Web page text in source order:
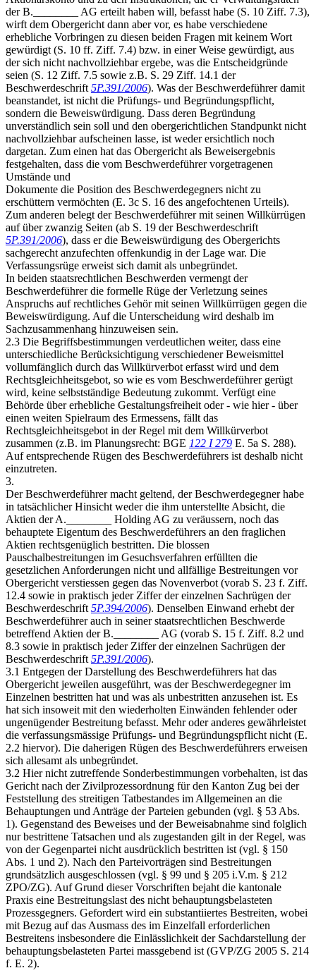
der B.________ AG erteilt haben will, befasst habe (S. 10 Ziff. 7.3),
wirft dem Obergericht dann aber vor, es habe verschiedene
erhebliche Vorbringen zu diesen beiden Fragen mit keinem Wort
gewürdigt (S. 10 ff. Ziff. 7.4) bzw. in einer Weise gewürdigt, aus
der sich nicht nachvollziehbar ergebe, was die Entscheidgründe
seien (S. 12 Ziff. 7.5 sowie z.B. S. 29 Ziff. 14.1 der
Beschwerdeschrift 5P.391/2006). Was der Beschwerdeführer damit
beanstandet, ist nicht die Prüfungs- und Begründungspflicht,
sondern die Beweiswürdigung. Dass deren Begründung
unverständlich sein soll und den obergerichtlichen Standpunkt nicht
nachvollziehbar aufscheinen lasse, ist weder ersichtlich noch
dargetan. Zum einen hat das Obergericht als Beweisergebnis
festgehalten, dass die vom Beschwerdeführer vorgetragenen
Umstände und
Dokumente die Position des Beschwerdegegners nicht zu
erschüttern vermöchten (E. 3c S. 16 des angefochtenen Urteils).
Zum anderen belegt der Beschwerdeführer mit seinen Willkürrügen
auf über zwanzig Seiten (ab S. 19 der Beschwerdeschrift
5P.391/2006), dass er die Beweiswürdigung des Obergerichts
sachgerecht anzufechten offenkundig in der Lage war. Die
Verfassungsrüge erweist sich damit als unbegründet.
In beiden staatsrechtlichen Beschwerden vermengt der
Beschwerdeführer die formelle Rüge der Verletzung seines
Anspruchs auf rechtliches Gehör mit seinen Willkürrügen gegen die
Beweiswürdigung. Auf die Unterscheidung wird deshalb im
Sachzusammenhang hinzuweisen sein.
2.3 Die Begriffsbestimmungen verdeutlichen weiter, dass eine
unterschiedliche Berücksichtigung verschiedener Beweismittel
vollumfänglich durch das Willkürverbot erfasst wird und dem
Rechtsgleichheitsgebot, so wie es vom Beschwerdeführer gerügt
wird, keine selbstständige Bedeutung zukommt. Verfügt eine
Behörde über erhebliche Gestaltungsfreiheit oder - wie hier - über
einen weiten Spielraum des Ermessens, fällt das
Rechtsgleichheitsgebot in der Regel mit dem Willkürverbot
zusammen (z.B. im Planungsrecht: BGE 122 I 279 E. 5a S. 288).
Auf entsprechende Rügen des Beschwerdeführers ist deshalb nicht
einzutreten.
3.
Der Beschwerdeführer macht geltend, der Beschwerdegegner habe
in tatsächlicher Hinsicht weder die ihm unterstellte Absicht, die
Aktien der A.________ Holding AG zu veräussern, noch das
behauptete Eigentum des Beschwerdeführers an den fraglichen
Aktien rechtsgenüglich bestritten. Die blossen
Pauschalbestreitungen im Gesuchsverfahren erfüllten die
gesetzlichen Anforderungen nicht und allfällige Bestreitungen vor
Obergericht verstiessen gegen das Novenverbot (vorab S. 23 f. Ziff.
12.4 sowie in praktisch jeder Ziffer der einzelnen Sachrügen der
Beschwerdeschrift 5P.394/2006). Denselben Einwand erhebt der
Beschwerdeführer auch in seiner staatsrechtlichen Beschwerde
betreffend Aktien der B.________ AG (vorab S. 15 f. Ziff. 8.2 und
8.3 sowie in praktisch jeder Ziffer der einzelnen Sachrügen der
Beschwerdeschrift 5P.391/2006).
3.1 Entgegen der Darstellung des Beschwerdeführers hat das
Obergericht jeweilen ausgeführt, was der Beschwerdegegner im
Einzelnen bestritten hat und was als unbestritten anzusehen ist. Es
hat sich insoweit mit den wiederholten Einwänden fehlender oder
ungenügender Bestreitung befasst. Mehr oder anderes gewährleistet
die verfassungsmässige Prüfungs- und Begründungspflicht nicht (E.
2.2 hiervor). Die daherigen Rügen des Beschwerdeführers erweisen
sich allesamt als unbegründet.
3.2 Hier nicht zutreffende Sonderbestimmungen vorbehalten, ist das
Gericht nach der Zivilprozessordnung für den Kanton Zug bei der
Feststellung des streitigen Tatbestandes im Allgemeinen an die
Behauptungen und Anträge der Parteien gebunden (vgl. § 53 Abs.
1). Gegenstand des Beweises und der Beweisabnahme sind folglich
nur bestrittene Tatsachen und als zugestanden gilt in der Regel, was
von der Gegenpartei nicht ausdrücklich bestritten ist (vgl. § 150
Abs. 1 und 2). Nach den Parteivorträgen sind Bestreitungen
grundsätzlich ausgeschlossen (vgl. § 99 und § 205 i.V.m. § 212
ZPO/ZG). Auf Grund dieser Vorschriften bejaht die kantonale
Praxis eine Bestreitungslast des nicht behauptungsbelasteten
Prozessgegners. Gefordert wird ein substantiiertes Bestreiten, wobei
mit Bezug auf das Ausmass des im Einzelfall erforderlichen
Bestreitens insbesondere die Einlässlichkeit der Sachdarstellung der
behauptungsbelasteten Partei massgebend ist (GVP/ZG 2005 S. 214
f. E. 2).